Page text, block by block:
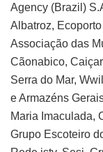
Agency (Brazil)
Albatroz,
Associação das
Cãonabico,
Serra do Mar,
e Armazéns
Maria Imaculada,
Grupo Escoteiro